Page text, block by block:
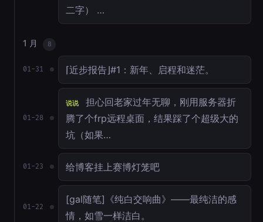
二字） …
1 月 8
01-31 ⌈近步报告⌋#1：新年、启程和迷茫。
01-28
说说
担心回老家过年无聊，刚用服务器折
腾了个frp远程桌面，结果踩了个超级大的
坑（如果…
01-23 给博客挂上赛博灯笼吧
01-22
[gal随笔]《纯白交响曲》——最纯洁的感
情，如雪一样洁白。